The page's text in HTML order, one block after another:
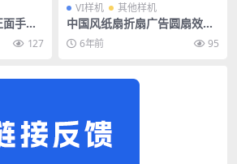
手机
PSD智
127
VI样机 其他样机
中国风纸扇折扇广告圆扇效果
图vi样机展示PSD贴图设计素
材模板
6年前 95